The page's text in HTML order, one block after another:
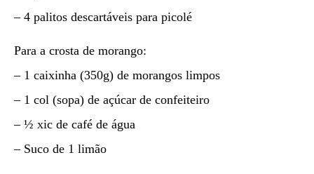
– 4 palitos descartáveis para picolé
Para a crosta de morango:
– 1 caixinha (350g) de morangos limpos
– 1 col (sopa) de açúcar de confeiteiro
– ½ xic de café de água
– Suco de 1 limão